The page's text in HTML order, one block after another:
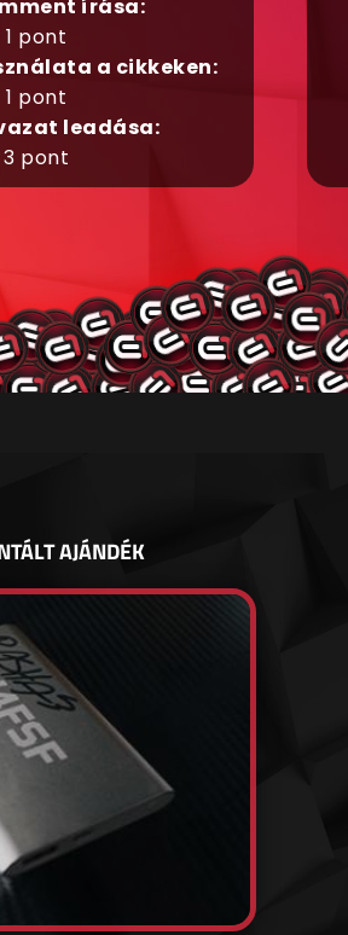
írása:
1 pont
a cikkeken:
1 pont
leadása:
3 pont
AJÁNDÉK